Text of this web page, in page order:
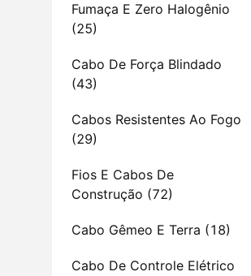
Fumaça E Zero Halogênio
(25)
Cabo De Força Blindado
(43)
Cabos Resistentes Ao Fogo
(29)
Fios E Cabos De
Construção (72)
Cabo Gêmeo E Terra (18)
Cabo De Controle Elétrico